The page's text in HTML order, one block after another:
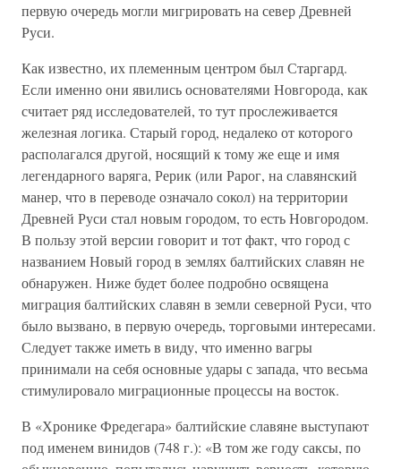
первую очередь могли мигрировать на север Древней
Руси.
Как известно, их племенным центром был Старгард.
Если именно они явились основателями Новгорода, как
считает ряд исследователей, то тут прослеживается
железная логика. Старый город, недалеко от которого
располагался другой, носящий к тому же еще и имя
легендарного варяга, Рерик (или Рарог, на славянский
манер, что в переводе означало сокол) на территории
Древней Руси стал новым городом, то есть Новгородом.
В пользу этой версии говорит и тот факт, что город с
названием Новый город в землях балтийских славян не
обнаружен. Ниже будет более подробно освящена
миграция балтийских славян в земли северной Руси, что
было вызвано, в первую очередь, торговыми интересами.
Следует также иметь в виду, что именно вагры
принимали на себя основные удары с запада, что весьма
стимулировало миграционные процессы на восток.
В «Хронике Фредегара» балтийские славяне выступают
под именем винидов (748 г.): «В том же году саксы, по